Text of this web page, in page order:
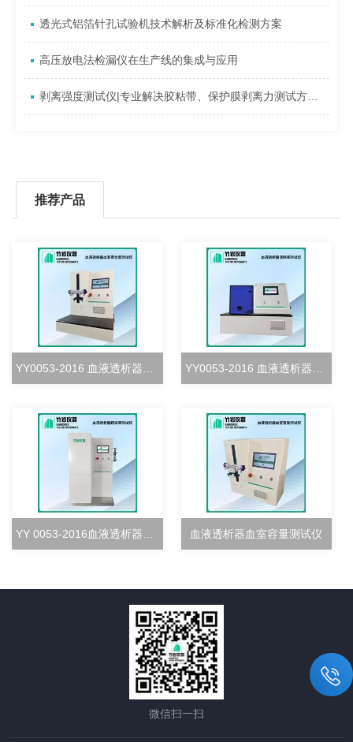
透光式铝箔针孔试验机技术解析及标准化检测方案
高压放电法检漏仪在生产线的集成与应用
剥离强度测试仪|专业解决胶粘带、保护膜剥离力测试方案（技术方案型）
推荐产品
YY0053-2016 血液透析器血室密合度测试仪 YY0053-2016 血液透析器清除率测试仪
YY 0053-2016血液透析器超滤率测试仪 血液透析器血室容量测试仪
微信扫一扫